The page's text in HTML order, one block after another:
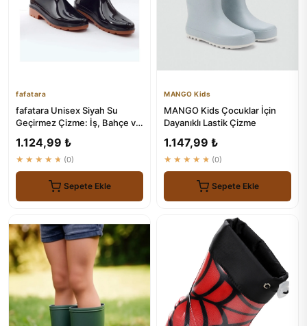
fafatara
fafatara Unisex Siyah Su
Geçirmez Çizme: İş, Bahçe ve
1.124,99 ₺
★★★★★ (0)
Sepete Ekle
MANGO Kids
MANGO Kids Çocuklar İçin
Dayanıklı Lastik Çizme
1.147,99 ₺
★★★★★ (0)
Sepete Ekle